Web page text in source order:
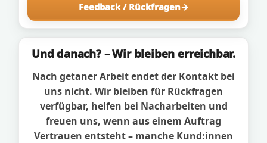
Feedback / Rückfragen
Und danach? – Wir bleiben erreichbar.
Nach getaner Arbeit endet der Kontakt bei
uns nicht. Wir bleiben für Rückfragen
verfügbar, helfen bei Nacharbeiten und
freuen uns, wenn aus einem Auftrag
Vertrauen entsteht – manche Kund:innen